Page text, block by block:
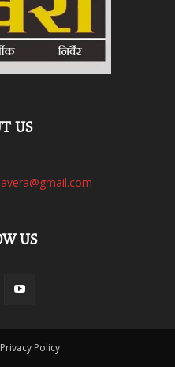
US
US
Privacy Policy